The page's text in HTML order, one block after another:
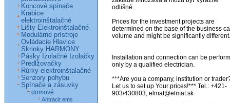
odlišné.
Prices for the investment projects are
determined on the base of the business
volume and might be significantly
Installation and connection can be
only by a qualified electrician.
***Are you a company, institution or
Let us to set up Your prices!*** Tel.: +421-
903/430803, elmat@elmat.sk
Koncové spínače
Krabice
elektroinštalačné
Lišty Elektroinštalačné
Modulárne prístroje
Ovládacie Hlavice
Skrinky HARMONY
Pásky Izolačné Izolačky
Predlžovačky
Rúrky elektroinštalačné
Senzory pohybu
Spínače a zásuvky
domové
Antracit ems